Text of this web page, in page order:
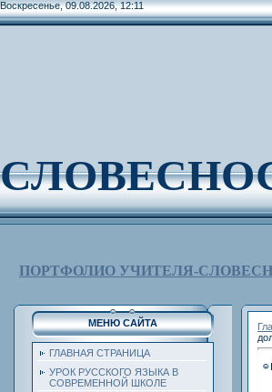
Воскресенье, 09.08.2026, 12:11
ПОРТФОЛИО УЧИТЕЛЯ-
МЕНЮ САЙТА
ГЛАВНАЯ СТРАНИЦА
УРОК РУССКОГО ЯЗЫКА В
СОВРЕМЕННОЙ ШКОЛЕ